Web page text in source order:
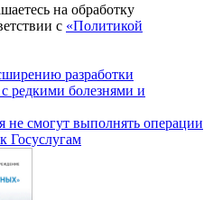
на обработку
с «Политикой
разработки
редкими болезнями и
смогут выполнять операции
Госуслугам